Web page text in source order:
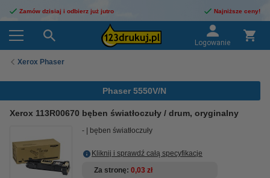
Zamów dzisiaj i odbierz już jutro Najniższe ceny!
Logowanie
Xerox Phaser
Phaser 5550V/N
Xerox 113R00670 bęben światłoczuły / drum, oryginalny
- bęben światłoczuły
Kliknij i sprawdź całą specyfikacje
Za stronę 0,03 zł